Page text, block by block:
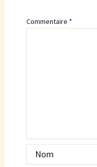
Commentaire *